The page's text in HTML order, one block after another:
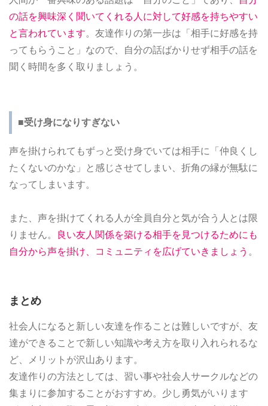
の話を興味深く聞いてくれる人に対して好感を持ちやすい
と言われています。友達作りの第一歩は「相手に好感を持
ってもらうこと」なので、自分の話ばかりせず相手の話を
聞く時間を多く取りましょう。
■受け身になりすぎない
声を掛けられてもずっと受け身でいては相手に「仲良くし
たくないのかな」と感じさせてしまい、折角の縁が無駄に
なってしまいます。
また、声を掛けてくれる人が全員自分と気が合う人とは限
りません。
良い友人関係を築ける相手を見つけるためにも
自分から声を掛け、コミュニティを広げていきましょう 。
まとめ
社会人になると新しい友達を作ることは難しいですが、友
達ができることで新しい知識や考え方を取り入れられるな
ど、メリットが沢山あります。
友達作りの方法としては、習い事や社会人サークルなどの
集まりに参加することがおすすめ。少し勇気がいります